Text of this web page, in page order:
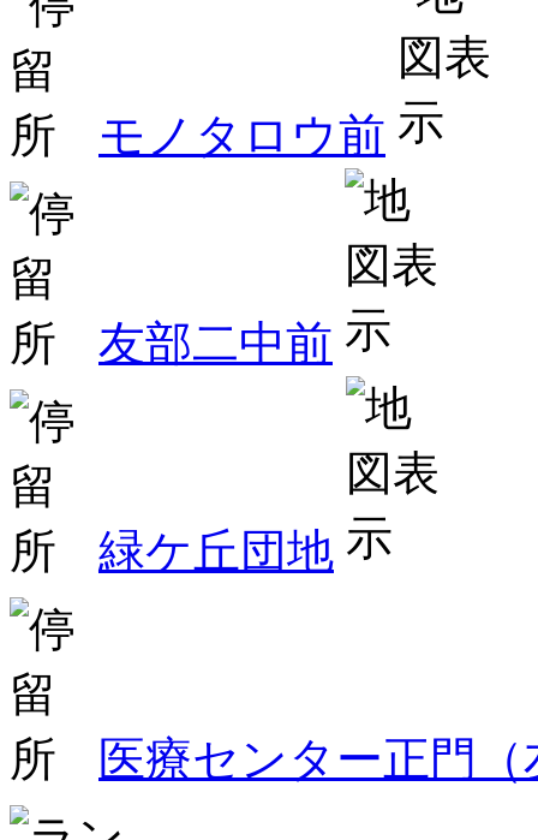
モノタロウ前
友部二中前
緑ケ丘団地
医療センター正門（